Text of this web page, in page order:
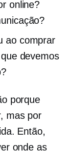
online?
ao comprar
devemos
porque
mas por
Então,
onde as